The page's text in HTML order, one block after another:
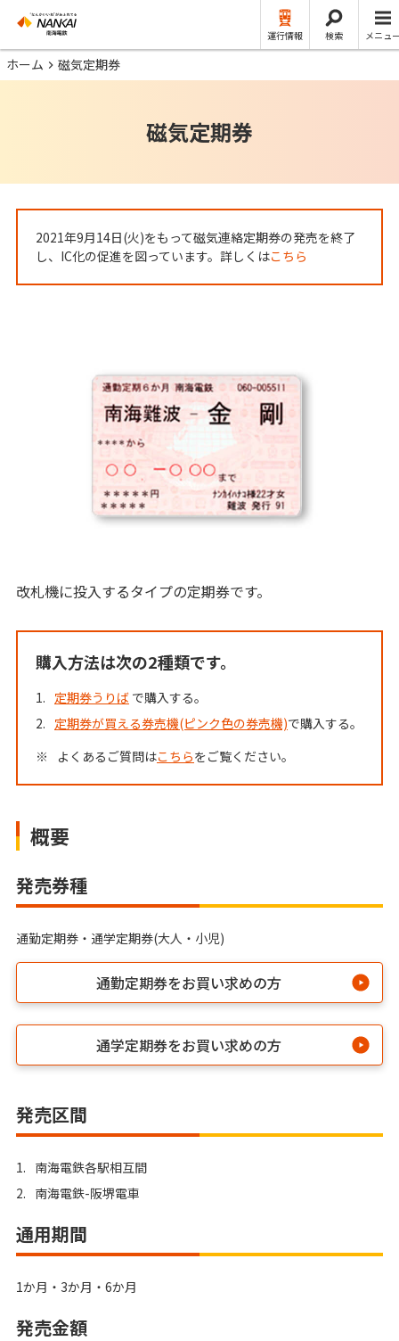
運行情報 検索 メニュ
ホーム 磁気定期券
磁気定期券
2021年9月14日(火)をもって磁気連絡定期券の発売を終了
し、IC化の促進を図っています。詳しくはこちら
改札機に投入するタイプの定期券です。
購入方法は次の2種類です。
1. 定期券うりば で購入する。
2. 定期券が買える券売機(ピンク色の券売機)で購入する。
※
よくあるご質問はこちらをご覧ください。
概要
発売券種
通勤定期券・通学定期券(大人・小児)
通勤定期券をお買い求めの方
通学定期券をお買い求めの方
発売区間
1. 南海電鉄各駅相互間
2. 南海電鉄-阪堺電車
通用期間
1か月・3か月・6か月
発売金額